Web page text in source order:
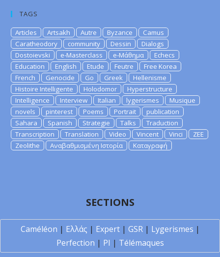
TAGS
Articles Artsakh Autre Byzance
Camus
Caratheodory
community Dessin
Dialogs
Dostoievski
e-Masterclass e-Μάθημα
Echecs
Education
English Etude Feutre
Free Korea
French
Genocide Go Greek
Hellenisme
Histoire Intelligente
Holodomor
Hyperstructure
Intelligence
Interview Italian lygerismes
Musique
novels
pinterest Poems Portrait
publication
Sahara
Spanish Strategie Talks
Traduction
Transcription
Translation Video Vincent Vinci
ZEE
Zeolithe
Αναβαθμισμένη Ιστορία Καταγραφή
SECTIONS
Caméléon | Ελλάς | Expert| GSR| Lygerismes |
Perfection | PI | Télémaques